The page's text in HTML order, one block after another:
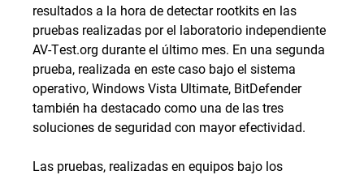
resultados a la hora de detectar rootkits en las
pruebas realizadas por el laboratorio independiente
AV-Test.org durante el último mes. En una segunda
prueba, realizada en este caso bajo el sistema
operativo, Windows Vista Ultimate, BitDefender
también ha destacado como una de las tres
soluciones de seguridad con mayor efectividad.
Las pruebas, realizadas en equipos bajo los